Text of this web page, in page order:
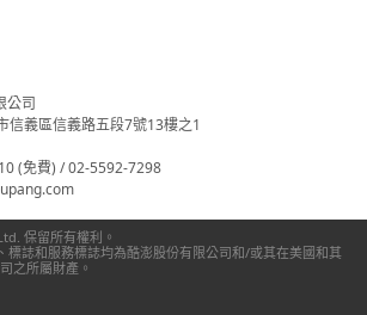
公司
信義區信義路五段7號13樓之1
(免費) / 02-5592-7298
保留所有權利。
標誌和服務標誌均為酷澎股份有限公司和/或其在美國和其
之所屬財產。